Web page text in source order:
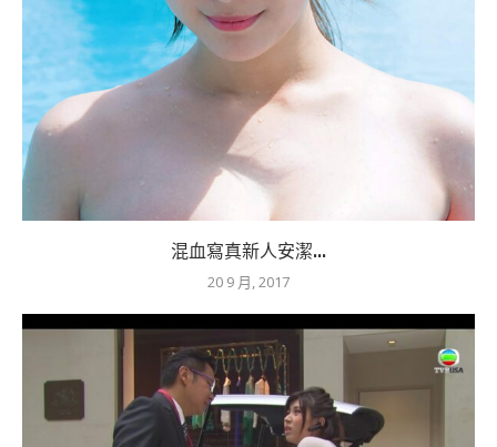
混血寫真新人安潔...
20 9 月, 2017